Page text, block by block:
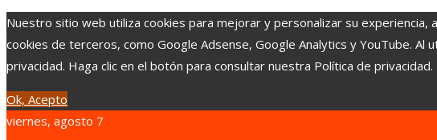
Nuestro sitio web utiliza cookies para mejorar y personalizar su
cookies de terceros, como Google Adsense, Google Analytics y YouTube.
privacidad. Haga clic en el botón para consultar nuestra Política de privacidad.
Ok, Acepto
viernes, agosto 7